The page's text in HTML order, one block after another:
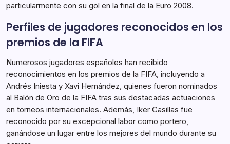
particularmente con su gol en la final de la Euro 2008.
Perfiles de jugadores reconocidos en los
premios de la FIFA
Numerosos jugadores españoles han recibido
reconocimientos en los premios de la FIFA, incluyendo a
Andrés Iniesta y Xavi Hernández, quienes fueron nominados
al Balón de Oro de la FIFA tras sus destacadas actuaciones
en torneos internacionales. Además, Iker Casillas fue
reconocido por su excepcional labor como portero,
ganándose un lugar entre los mejores del mundo durante su